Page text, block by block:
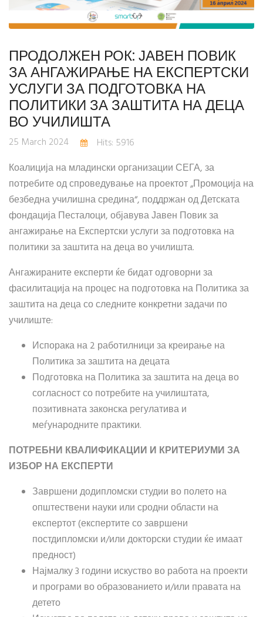
ПРОДОЛЖЕН РОК: ЈАВЕН ПОВИК
ЗА АНГАЖИРАЊЕ НА ЕКСПЕРТСКИ
УСЛУГИ ЗА ПОДГОТОВКА НА
ПОЛИТИКИ ЗА ЗАШТИТА НА ДЕЦА
ВО УЧИЛИШТА
25 March 2024
Hits: 5916
Коалиција на младински организации СЕГА, за
потребите од спроведување на проектот „Промоција на
безбедна училишна средина“, поддржан од Детската
фондација Песталоци, објавува Јавен Повик за
ангажирање на Експертски услуги за подготовка на
политики за заштита на деца во училишта.
Ангажираните експерти ќе бидат одговорни за
фасилитација на процес на подготовка на Политика за
заштита на деца со следните конкретни задачи по
училиште:
Испорака на 2 работилници за креирање на
Политика за заштита на децата
Подготовка на Политика за заштита на деца во
согласност со потребите на училиштата,
позитивната законска регулатива и
меѓународните практики.
ПОТРЕБНИ КВАЛИФИКАЦИИ И КРИТЕРИУМИ ЗА
ИЗБОР НА ЕКСПЕРТИ
Завршени додипломски студии во полето на
општествени науки или сродни области на
експертот (експертите со завршени
постдипломски и/или докторски студии ќе имаат
предност)
Најмалку 3 години искуство во работа на проекти
и програми во образованието и/или правата на
детето